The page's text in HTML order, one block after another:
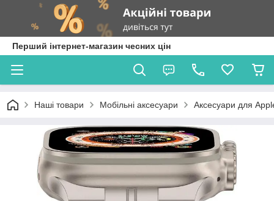
Перший інтернет-магазин чесних цін
Наші товари Мобільні аксесуари Аксесуари для